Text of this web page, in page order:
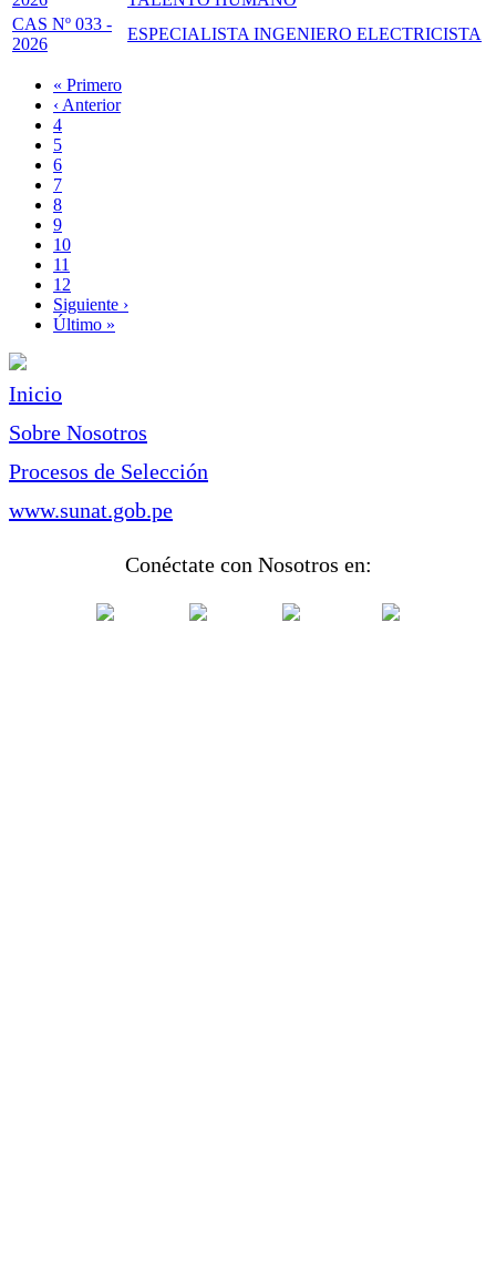
CAS Nº 033 -
2026
ESPECIALISTA INGENIERO ELECTRICISTA
Paginación
Primera
página
« Primero
Página
anterior
‹ Anterior
Page
4
Page
5
Page
6
Page
7
Página
actual
8
Page
9
Page
10
Page
11
Page
12
Siguiente
página
Siguiente ›
Última
Último »
Inicio
Sobre Nosotros
Procesos de Selección
www.sunat.gob.pe
Conéctate con Nosotros en: